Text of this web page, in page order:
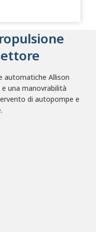
automatiche Allison
una manovrabilità
di autopompe e